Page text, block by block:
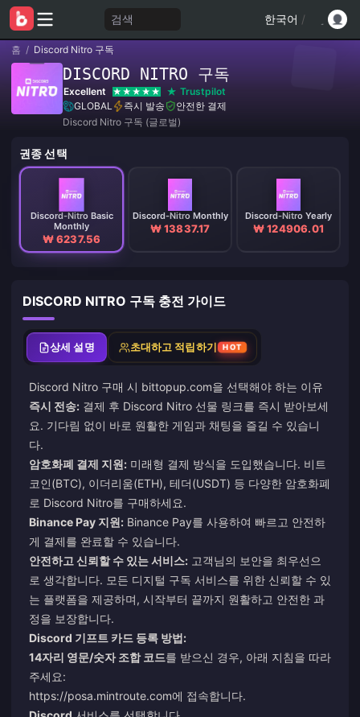
검색 한국어 /
홈 / Discord Nitro 구독
DISCORD NITRO 구독
Excellent
Trustpilot
GLOBAL
즉시 발송
안전한 결제
Discord Nitro 구독 (글로벌)
권종 선택
Discord-Nitro Basic
Monthly
₩ 6237.56
Discord-Nitro Monthly
₩ 13837.17
Discord-Nitro Yearly
₩ 124906.01
DISCORD NITRO 구독 충전 가이드
상세 설명 초대하고 적립하기 HOT
Discord Nitro 구매 시 bittopup.com을 선택해야 하는 이유
즉시 전송: 결제 후 Discord Nitro 선물 링크를 즉시 받아보세
요. 기다림 없이 바로 원활한 게임과 채팅을 즐길 수 있습니
다.
암호화폐 결제 지원: 미래형 결제 방식을 도입했습니다. 비트
코인(BTC), 이더리움(ETH), 테더(USDT) 등 다양한 암호화폐
로 Discord Nitro를 구매하세요.
Binance Pay 지원: Binance Pay를 사용하여 빠르고 안전하
게 결제를 완료할 수 있습니다.
안전하고 신뢰할 수 있는 서비스: 고객님의 보안을 최우선으
로 생각합니다. 모든 디지털 구독 서비스를 위한 신뢰할 수 있
는 플랫폼을 제공하며, 시작부터 끝까지 원활하고 안전한 과
정을 보장합니다.
Discord 기프트 카드 등록 방법:
14자리 영문/숫자 조합 코드를 받으신 경우, 아래 지침을 따라
주세요:
https://posa.mintroute.com에 접속합니다.